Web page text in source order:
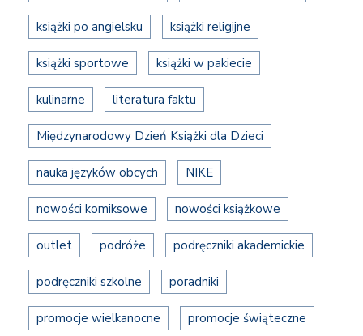
książki po angielsku książki religijne
książki sportowe książki w pakiecie
kulinarne literatura faktu
Międzynarodowy Dzień Książki dla Dzieci
nauka języków obcych NIKE
nowości komiksowe nowości książkowe
outlet podróże podręczniki akademickie
podręczniki szkolne poradniki
promocje wielkanocne promocje świąteczne